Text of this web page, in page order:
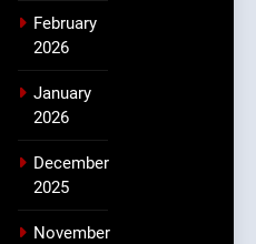
February
2026
January
2026
December
2025
November